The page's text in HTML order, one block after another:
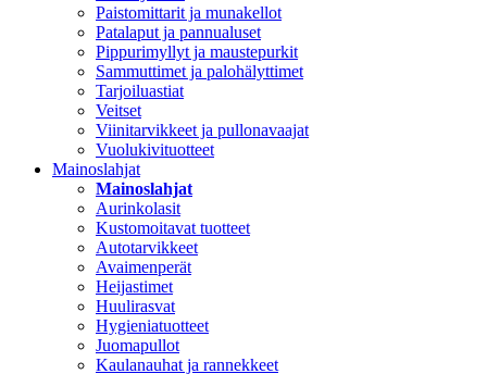
Paistomittarit ja munakellot
Patalaput ja pannualuset
Pippurimyllyt ja maustepurkit
Sammuttimet ja palohälyttimet
Tarjoiluastiat
Veitset
Viinitarvikkeet ja pullonavaajat
Vuolukivituotteet
Mainoslahjat
Mainoslahjat
Aurinkolasit
Kustomoitavat tuotteet
Autotarvikkeet
Avaimenperät
Heijastimet
Huulirasvat
Hygieniatuotteet
Juomapullot
Kaulanauhat ja rannekkeet